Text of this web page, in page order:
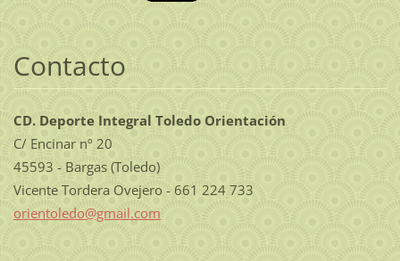
Contacto
CD. Deporte Integral Toledo Orientación
C/ Encinar nº 20
45593 - Bargas (Toledo)
Vicente Tordera Ovejero - 661 224 733
orientoledo@gmail.com